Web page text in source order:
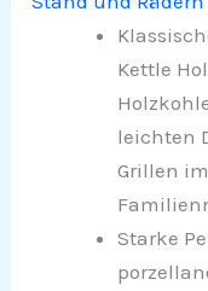
Kettle
leichten
Grillen
Starke